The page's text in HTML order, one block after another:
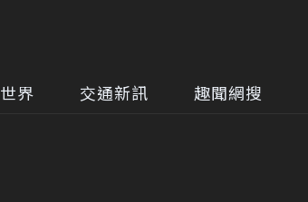
界 交通新訊 趣聞網搜